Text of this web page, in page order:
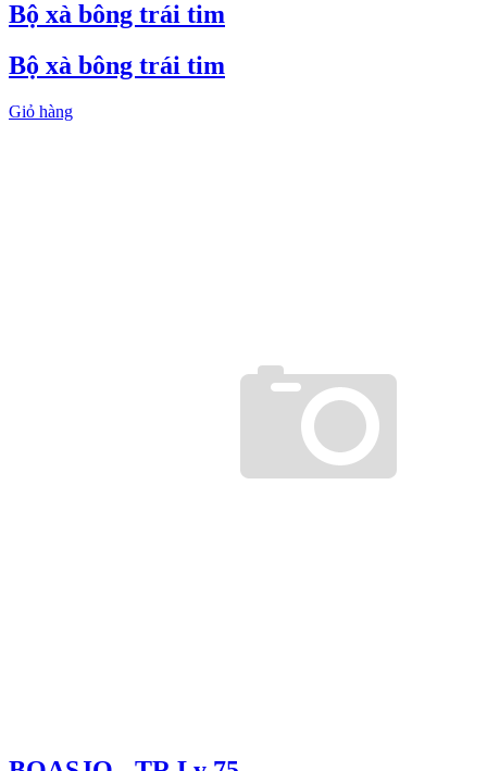
Bộ xà bông trái tim
Bộ xà bông trái tim
Giỏ hàng